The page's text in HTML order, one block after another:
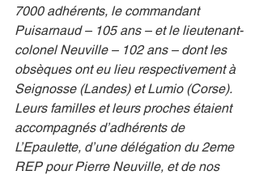
7000 adhérents, le commandant
Puisarnaud – 105 ans – et le lieutenant-
colonel Neuville – 102 ans – dont les
obsèques ont eu lieu respectivement à
Seignosse (Landes) et Lumio (Corse).
Leurs familles et leurs proches étaient
accompagnés d’adhérents de
L’Epaulette, d’une délégation du 2eme
REP pour Pierre Neuville, et de nos